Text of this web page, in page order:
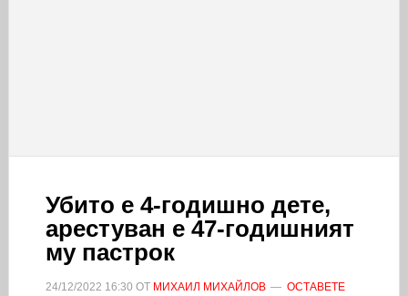
Убито е 4-годишно дете,
арестуван е 47-годишният
му пастрок
24/12/2022 16:30 ОТ МИХАИЛ МИХАЙЛОВ
ОСТАВЕТЕ